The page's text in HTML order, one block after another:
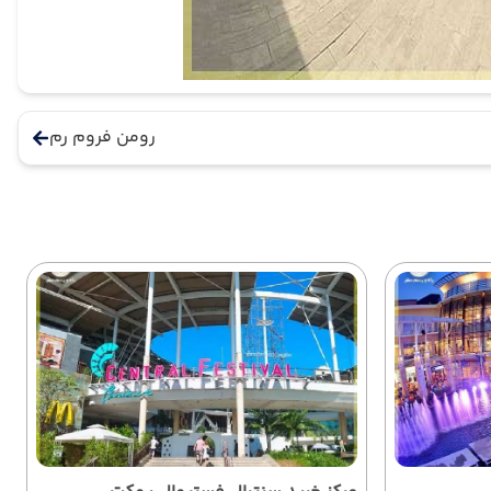
رومن فروم رم